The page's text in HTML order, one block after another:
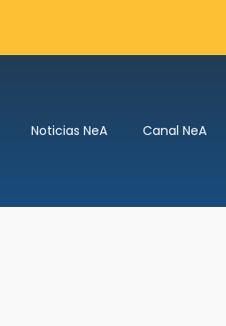
Noticias NeA Canal NeA